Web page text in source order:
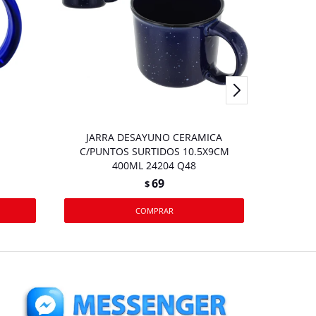
JARRA DESAYUNO CERAMICA
C/PUNTOS SURTIDOS 10.5X9CM
400ML 24204 Q48
$69